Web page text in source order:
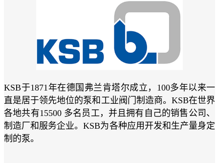
KSB于1871年在德国弗兰肯塔尔成立，100多年以来一
直是居于领先地位的泵和工业阀门制造商。KSB在世界
各地共有15500 多名员工，并且拥有自己的销售公司、
制造厂和服务企业。KSB为各种应用开发和生产量身定
制的泵。